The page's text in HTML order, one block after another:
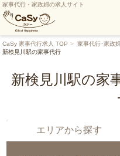
家事代行・家政婦の求人サイト
CaSy 家事代行求人 TOP 家事代行･家政
新検見川駅の家事代行
新検見川駅の家
エリアから探す